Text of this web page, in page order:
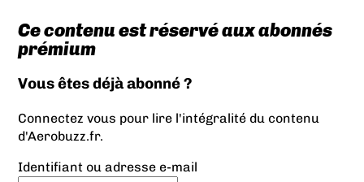
Ce contenu est réservé aux abonnés
prémium
Vous êtes déjà abonné ?
Connectez vous pour lire l'intégralité du contenu
d'Aerobuzz.fr.
Identifiant ou adresse e-mail